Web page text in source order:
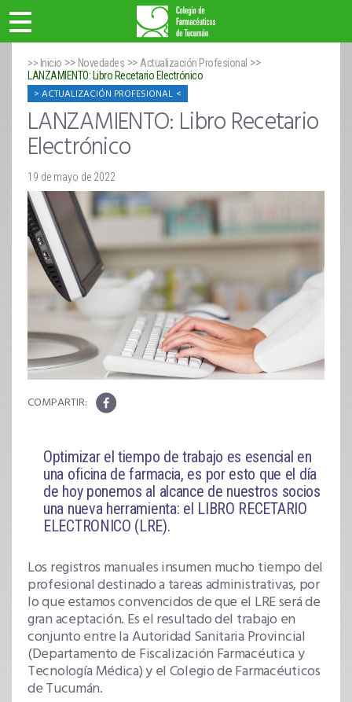
>> Inicio >> Novedades >> Actualización Profesional >>
LANZAMIENTO: Libro Recetario Electrónico
ACTUALIZACIÓN PROFESIONAL
LANZAMIENTO: Libro Recetario
Electrónico
19 de mayo de 2022
Optimizar el tiempo de trabajo es esencial en
una oficina de farmacia, es por esto que el día
de hoy ponemos al alcance de nuestros socios
una nueva herramienta: el LIBRO RECETARIO
ELECTRONICO (LRE).
Los registros manuales insumen mucho tiempo del
profesional destinado a tareas administrativas, por
lo que estamos convencidos de que el LRE será de
gran aceptación. Es el resultado del trabajo en
conjunto entre la Autoridad Sanitaria Provincial
(Departamento de Fiscalización Farmacéutica y
Tecnología Médica) y el Colegio de Farmacéuticos
de Tucumán.